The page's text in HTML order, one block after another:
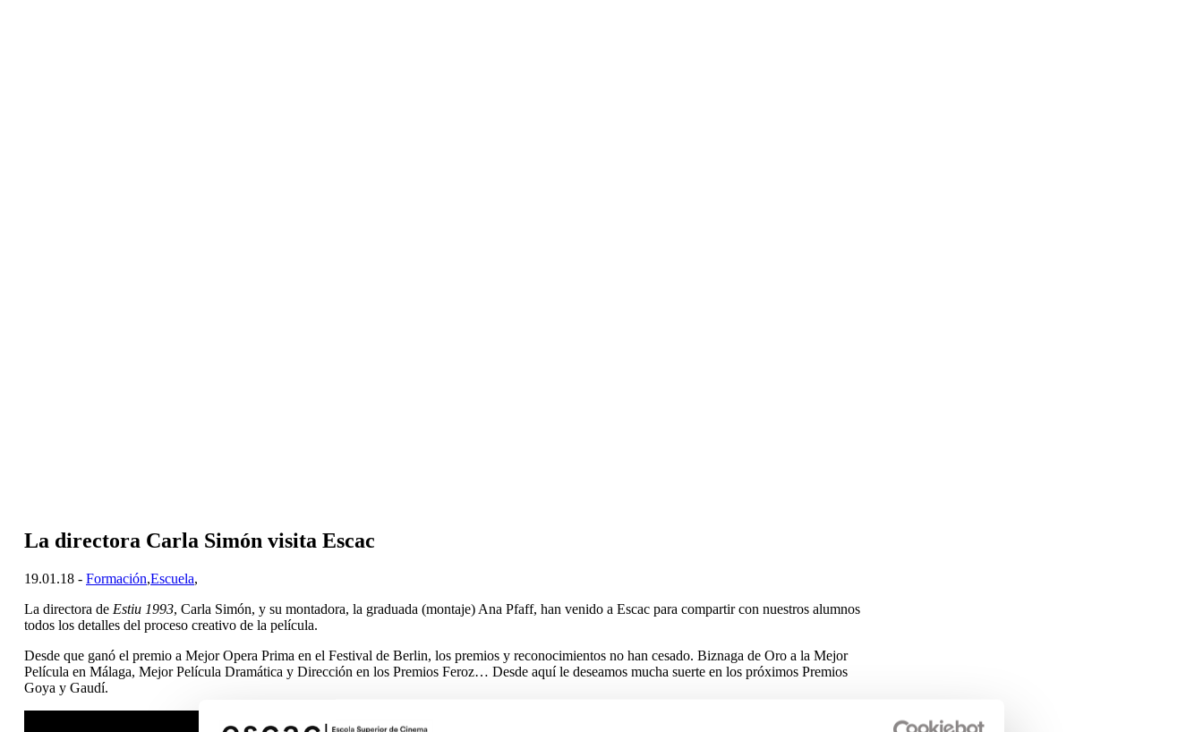
La directora Carla Simón visita Escac
19.01.18 - Formación,Escuela,
La directora de Estiu 1993, Carla Simón, y su montadora, la graduada (montaje) Ana Pfaff, han venido a Escac para compartir con nuestros alumnos
todos los detalles del proceso creativo de la película.
Desde que ganó el premio a Mejor Opera Prima en el Festival de Berlin, los premios y reconocimientos no han cesado. Biznaga de Oro a la Mejor
Película en Málaga, Mejor Película Dramática y Dirección en los Premios Feroz… Desde aquí le deseamos mucha suerte en los próximos Premios
Goya y Gaudí.